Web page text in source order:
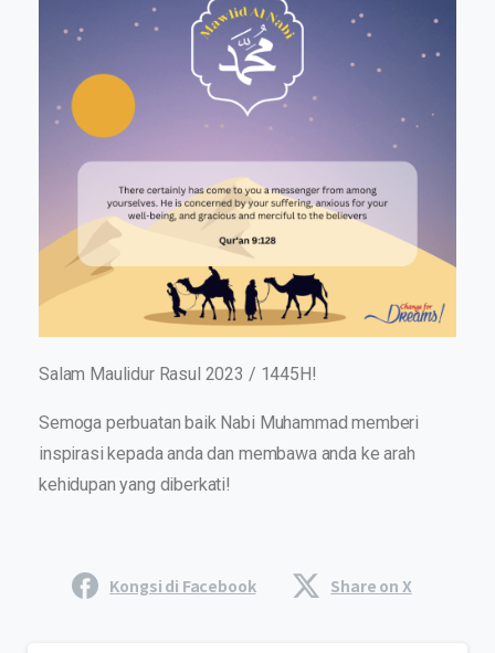
Salam Maulidur Rasul 2023 / 1445H!
Semoga perbuatan baik Nabi Muhammad memberi
inspirasi kepada anda dan membawa anda ke arah
kehidupan yang diberkati!
Kongsi di Facebook Share on X